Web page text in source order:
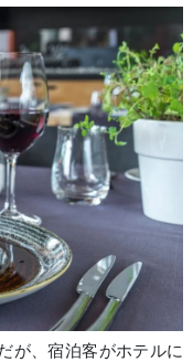
が、宿泊客がホテルに